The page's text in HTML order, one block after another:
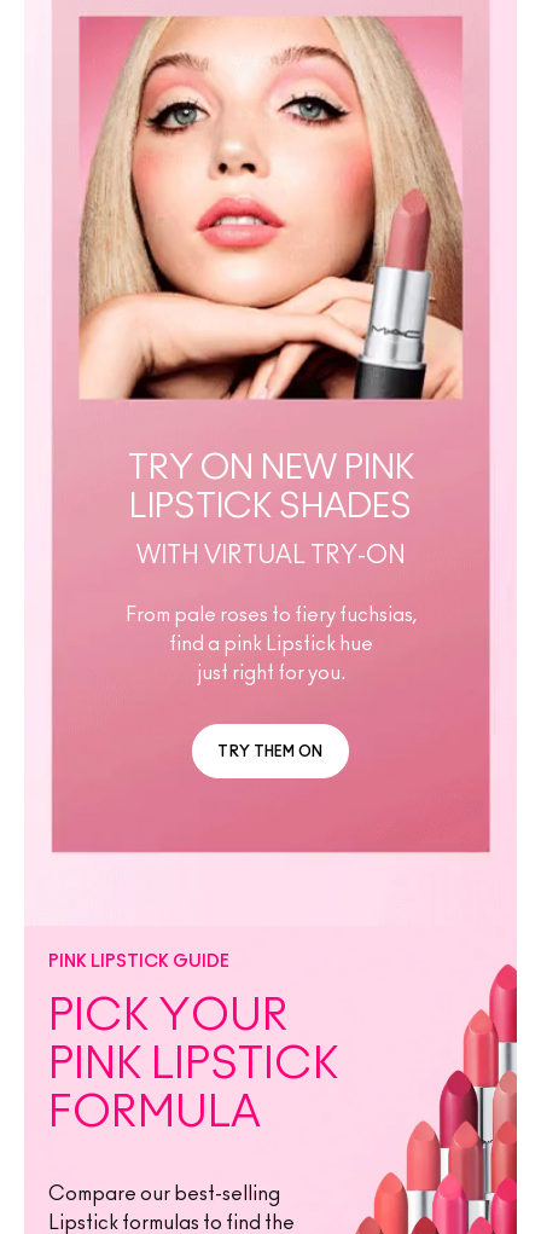
TRY ON NEW PINK
LIPSTICK SHADES
WITH VIRTUAL TRY-ON
From pale roses to fiery fuchsias,
find a pink Lipstick hue
just right for you.
TRY THEM ON
PINK LIPSTICK GUIDE
PICK YOUR
PINK LIPSTICK
FORMULA
Compare our best-selling
Lipstick formulas to find the